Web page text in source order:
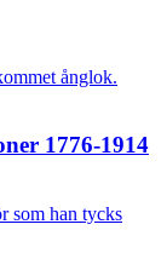
1776-1914